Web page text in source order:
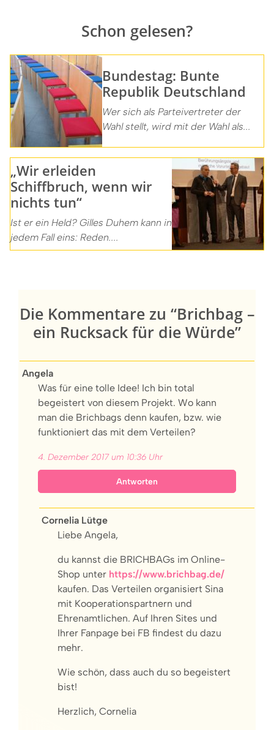
Schon gelesen?
Bundestag: Bunte
Republik Deutschland
Wer sich als Parteivertreter der
Wahl stellt, wird mit der Wahl als...
„Wir erleiden
Schiffbruch, wenn wir
nichts tun“
Ist er ein Held? Gilles Duhem kann in
jedem Fall eins: Reden....
Die Kommentare zu “Brichbag –
ein Rucksack für die Würde”
Angela
Was für eine tolle Idee! Ich bin total
begeistert von diesem Projekt. Wo kann
man die Brichbags denn kaufen, bzw. wie
funktioniert das mit dem Verteilen?
4. Dezember 2017 um 10:36 Uhr
Antworten
Cornelia Lütge
Liebe Angela,
du kannst die BRICHBAGs im Online-
Shop unter https://www.brichbag.de/
kaufen. Das Verteilen organisiert Sina
mit Kooperationspartnern und
Ehrenamtlichen. Auf Ihren Sites und
Ihrer Fanpage bei FB findest du dazu
mehr.
Wie schön, dass auch du so begeistert
bist!
Herzlich, Cornelia